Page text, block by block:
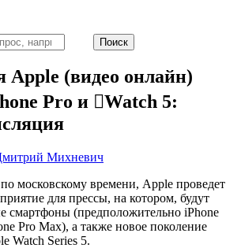
Apple (видео онлайн)
Pro и Watch 5:
Михневич
московскому времени, Apple проведет
для прессы, на котором, будут
смартфоны (предположительно iPhone
Pro Max), а также новое поколение
Watch Series 5.